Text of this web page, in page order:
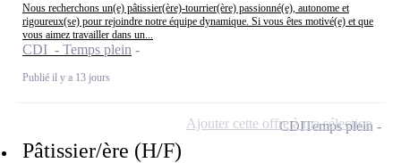
Nous recherchons un(e) pâtissier(ère)-tourrier(ère) passionné(e), autonome et
rigoureux(se) pour rejoindre notre équipe dynamique. Si vous êtes motivé(e) et que
vous aimez travailler dans un...
CDI - Temps plein
Publié il y a 13 jours
Pâtissier/ère (H/F)
CDITemps plein
Ajouter cette offre à ma sélection